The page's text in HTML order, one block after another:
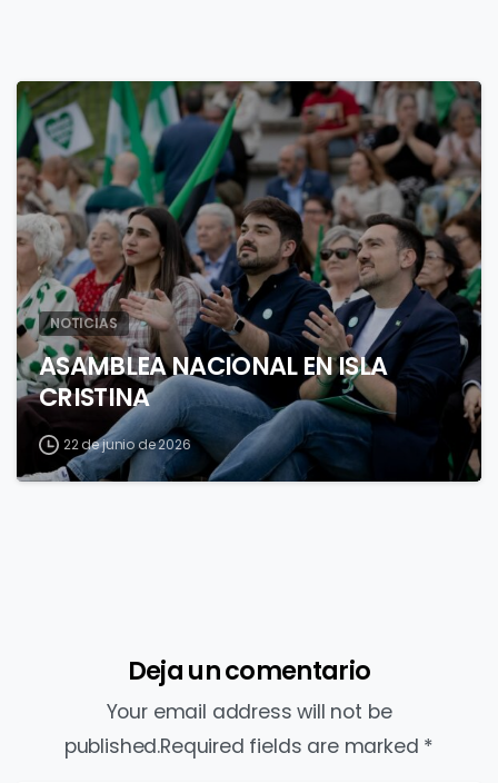
3
NOTICIAS
ASAMBLEA NACIONAL EN ISLA
CRISTINA
22 de junio de 2026
Deja un comentario
Your email address will not be
published.Required fields are marked *